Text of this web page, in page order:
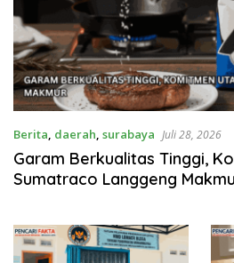
Berita, daerah, surabaya Juli 28, 2026
Garam Berkualitas Tinggi,
Sumatraco Langgeng